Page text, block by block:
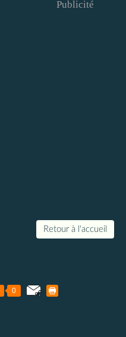
Publicité
Retour à l'accueil
0